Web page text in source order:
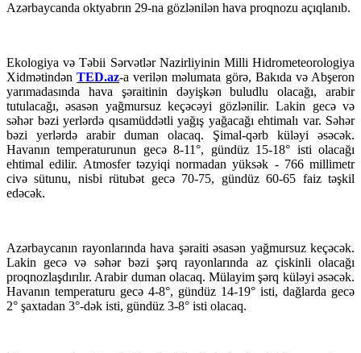
Azərbaycanda oktyabrın 29-na gözlənilən hava proqnozu açıqlanıb.
Ekologiya və Təbii Sərvətlər Nazirliyinin Milli Hidrometeorologiya
XidmətindənTED.az-a verilən məlumata görə, Bakıda və Abşeron
yarımadasında hava şəraitinin dəyişkən buludlu olacağı, arabir
tutulacağı, əsasən yağmursuz keçəcəyi gözlənilir. Lakin gecə və
səhər bəzi yerlərdə qısamüddətli yağış yağacağı ehtimalı var. Səhər
bəzi yerlərdə arabir duman olacaq. Şimal-qərb küləyi əsəcək.
Havanın temperaturunun gecə 8-11°, gündüz 15-18° isti olacağı
ehtimal edilir. Atmosfer təzyiqi normadan yüksək - 766 millimetr
civə sütunu, nisbi rütubət gecə 70-75, gündüz 60-65 faiz təşkil
edəcək.
Azərbaycanın rayonlarında hava şəraiti əsasən yağmursuz keçəcək.
Lakin gecə və səhər bəzi şərq rayonlarında az çiskinli olacağı
proqnozlaşdırılır. Arabir duman olacaq. Mülayim şərq küləyi əsəcək.
Havanın temperaturu gecə 4-8°, gündüz 14-19° isti, dağlarda gecə
2° şaxtadan 3°-dək isti, gündüz 3-8° isti olacaq.